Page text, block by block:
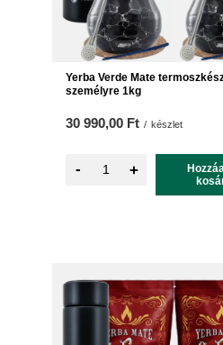
Yerba Verde Mate
személyre 1kg
30 990,00 Ft / készlet
- +